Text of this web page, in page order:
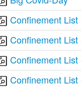
Confinement
Confinement
Confinement
Confinement